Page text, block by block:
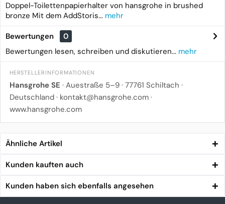
Doppel-Toilettenpapierhalter von hansgrohe in brushed
bronze Mit dem AddStoris... mehr
Bewertungen
0
Bewertungen lesen, schreiben und diskutieren... mehr
HERSTELLERINFORMATIONEN
Hansgrohe SE · Auestraße 5–9 · 77761 Schiltach ·
Deutschland · kontakt@hansgrohe.com ·
www.hansgrohe.com
Ähnliche Artikel
Kunden kauften auch
Kunden haben sich ebenfalls angesehen